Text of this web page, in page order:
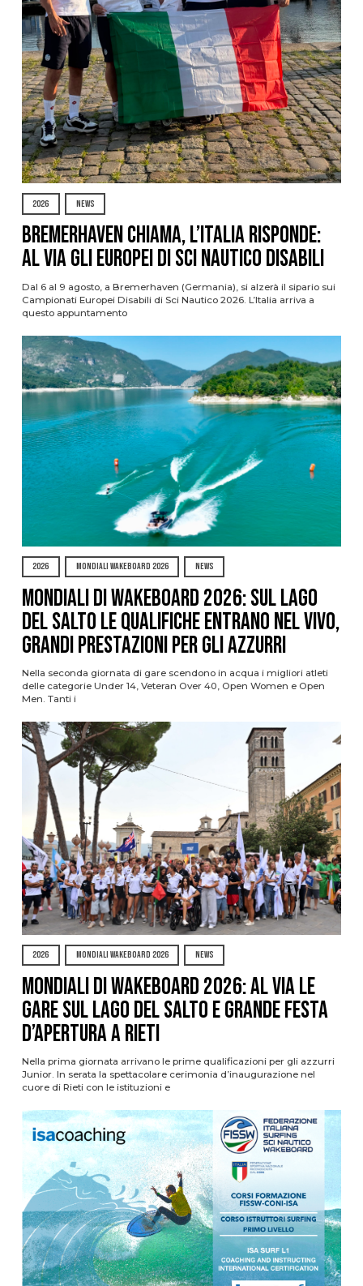
2026 NEWS
Bremerhaven chiama, l’Italia risponde:
al via gli Europei di Sci Nautico Disabili
Dal 6 al 9 agosto, a Bremerhaven (Germania), si alzerà il sipario sui
Campionati Europei Disabili di Sci Nautico 2026. L’Italia arriva a
questo appuntamento
2026 MONDIALI WAKEBOARD 2026 NEWS
Mondiali di Wakeboard 2026: sul Lago
del Salto le qualifiche entrano nel vivo,
grandi prestazioni per gli azzurri
Nella seconda giornata di gare scendono in acqua i migliori atleti
delle categorie Under 14, Veteran Over 40, Open Women e Open
Men. Tanti i
2026 MONDIALI WAKEBOARD 2026 NEWS
Mondiali di Wakeboard 2026: al via le
gare sul Lago del Salto e grande festa
d’apertura a Rieti
Nella prima giornata arrivano le prime qualificazioni per gli azzurri
Junior. In serata la spettacolare cerimonia d’inaugurazione nel
cuore di Rieti con le istituzioni e